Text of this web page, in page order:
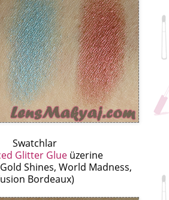
Swatchlar
Glitter Glue üzerine
Gold Shines, World Madness,
Bordeaux)